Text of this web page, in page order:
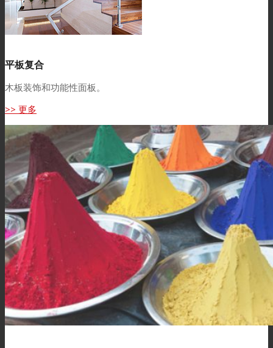
平板复合
木板装饰和功能性面板。
>> 更多